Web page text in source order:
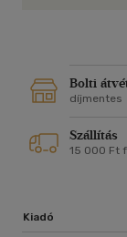
meghódított
továbbadott
iszlám
rabszolgaság
olvashatjuk egy
rabszolgaságról
Bolti
díjmentes
Szállítás
15 000 Ft
Kiadó